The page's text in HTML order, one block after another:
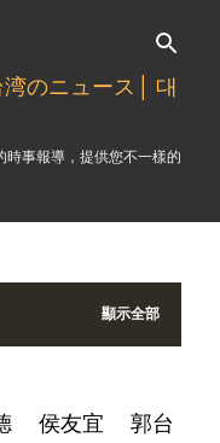
のニュース│ 대
事報導，提供您不一樣的
顯示全部
侯友宜
郭台